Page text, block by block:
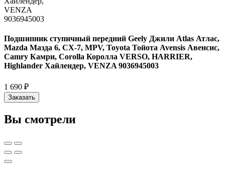
Подшипник ступичный передний Geely Джили Atlas Атлас,
Mazda Мазда 6, CX-7, MPV, Toyota Тойота Avensis Авенсис,
Camry Камри, Corolla Королла VERSO, HARRIER,
Highlander Хайлендер, VENZA 9036945003
1 690 ₽
Заказать
Вы смотрели